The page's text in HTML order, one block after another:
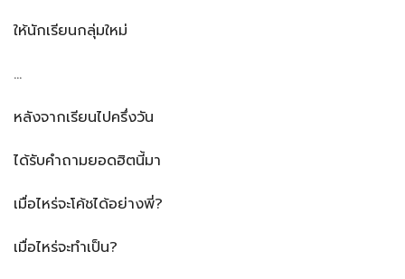
ให้นักเรียนกลุ่มใหม่
…
หลังจากเรียนไปครึ่งวัน
ได้รับคำถามยอดฮิตนี้มา
เมื่อไหร่จะโค้ชได้อย่างพี่?
เมื่อไหร่จะทำเป็น?